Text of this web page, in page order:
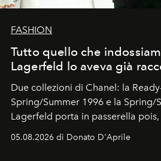
FASHION
Tutto quello che
Lagerfeld lo aveva già
Due collezioni di Chanel: la
Spring/Summer 1996 e la Spring/
Lagerfeld porta in passerella
logomania pensata per la spiaggia
Kate, Claudia e Carla una dietro
05.08.2026 di Donato D'Aprile